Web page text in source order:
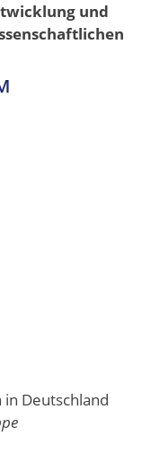
und
Deutschland